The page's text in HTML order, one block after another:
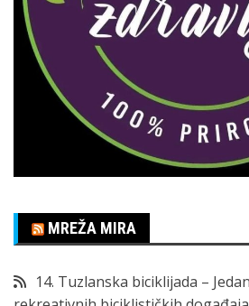
MREŽA MIRA
14. Tuzlanska biciklijada –